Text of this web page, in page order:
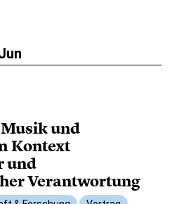
Musik und
Kontext
und
Verantwortung